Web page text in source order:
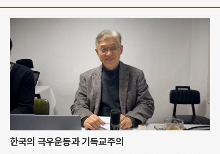
한국의 극우운동과 기독교주의